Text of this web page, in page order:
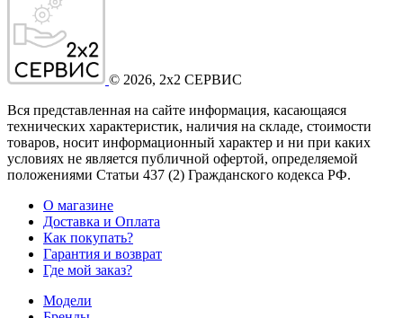
© 2026, 2x2 СЕРВИС
Вся представленная на сайте информация, касающаяся
технических характеристик, наличия на складе, стоимости
товаров, носит информационный характер и ни при каких
условиях не является публичной офертой, определяемой
положениями Статьи 437 (2) Гражданского кодекса РФ.
О магазине
Доставка и Оплата
Как покупать?
Гарантия и возврат
Где мой заказ?
Модели